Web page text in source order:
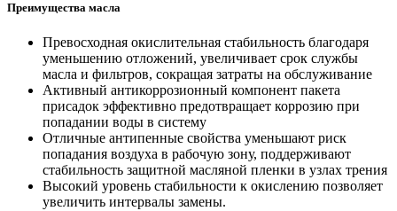
Преимущества масла
Превосходная окислительная стабильность благодаря
уменьшению отложений, увеличивает срок службы
масла и фильтров, сокращая затраты на обслуживание
Активный антикоррозионный компонент пакета
присадок эффективно предотвращает коррозию при
попадании воды в систему
Отличные антипенные свойства уменьшают риск
попадания воздуха в рабочую зону, поддерживают
стабильность защитной масляной пленки в узлах трения
Высокий уровень стабильности к окислению позволяет
увеличить интервалы замены.